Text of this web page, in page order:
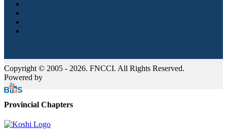
Copyright © 2005 - 2026. FNCCI. All Rights Reserved.
Powered by
Provincial Chapters